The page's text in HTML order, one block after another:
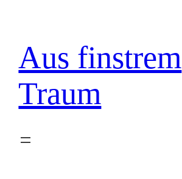
springen
Aus finstrem
Traum